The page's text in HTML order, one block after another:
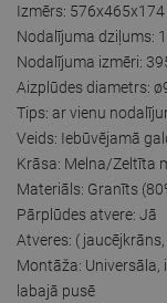
Izmērs:
Nodalījuma dziļums:
Nodalījuma izmēri:
Aizplūdes diametrs:
Tips: ar vienu
Veids: Iebūvējamā
Krāsa: Melna/Zeltīta
Materiāls: Granīts
Pārplūdes atvere: Jā
Atveres: (
Montāža: Universāla,
labajā pusē